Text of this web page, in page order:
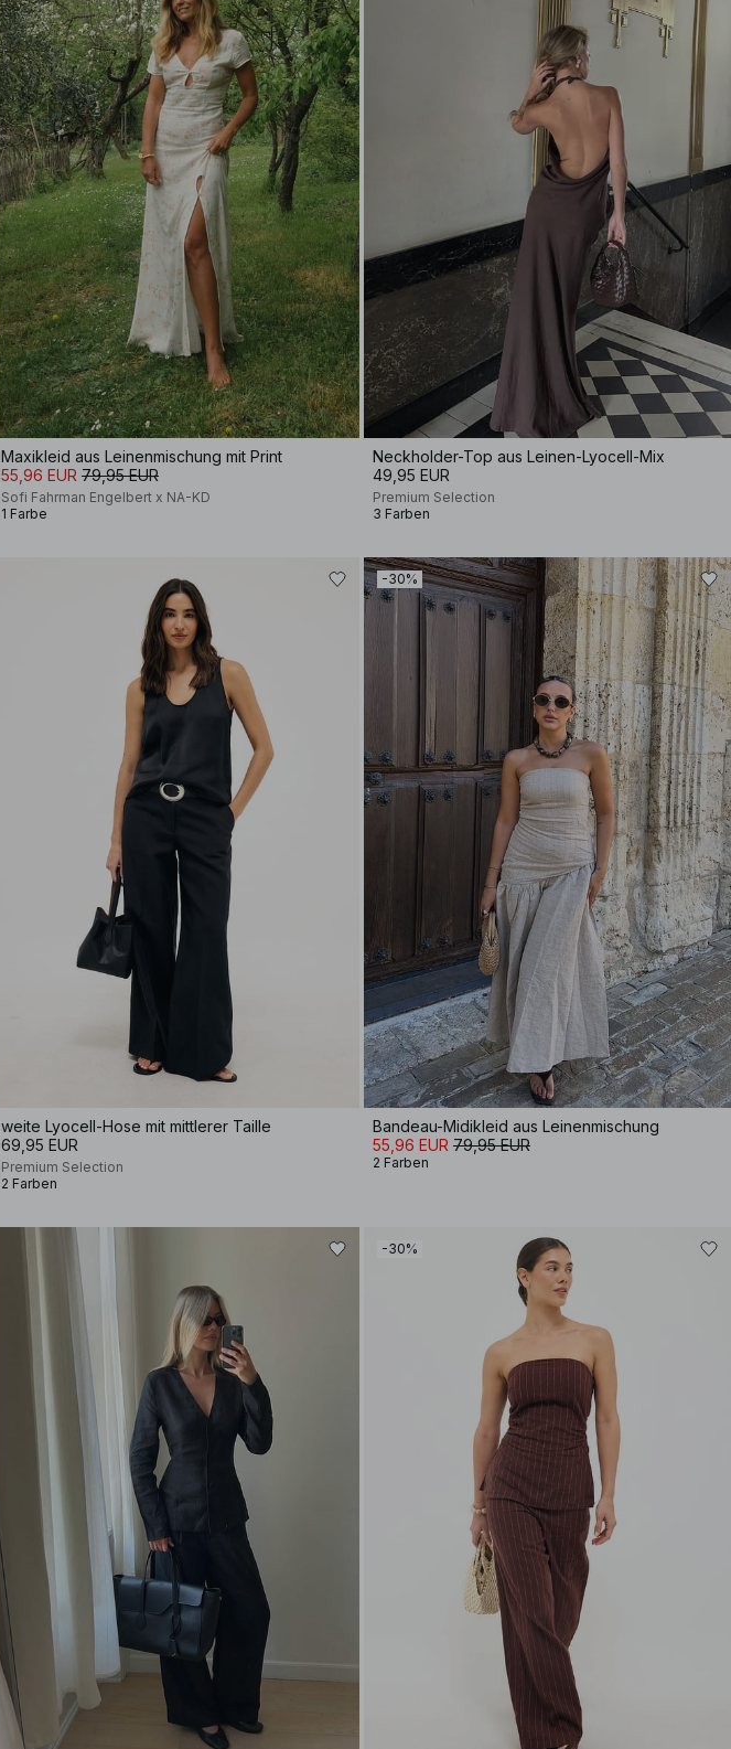
Maxikleid aus Leinenmischung mit Print
55,96 EUR 79,95 EUR
Sofi Fahrman Engelbert x NA-KD
1 Farbe
Neckholder-Top aus Leinen-Lyocell-Mix
49,95 EUR
Premium Selection
3 Farben
weite Lyocell-Hose mit mittlerer Taille
69,95 EUR
Premium Selection
2 Farben
-30%
Bandeau-Midikleid aus Leinenmischung
55,96 EUR 79,95 EUR
2 Farben
-30%